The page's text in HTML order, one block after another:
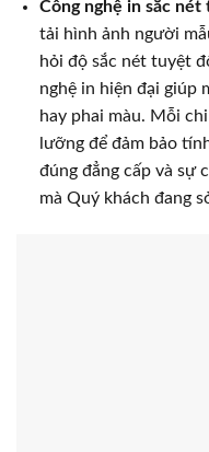
Công nghệ in sắc
tải hình ảnh người
hỏi độ sắc nét tuyệt
nghệ in hiện đại giúp
hay phai màu. Mỗi
lưỡng để đảm bảo
đúng đẳng cấp và sự
mà Quý khách đang